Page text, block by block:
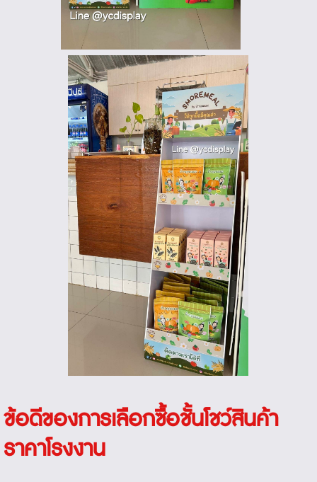
ข้อดีของการเลือกซื้อชั้นโชว์สินค้า
ราคาโรงงาน